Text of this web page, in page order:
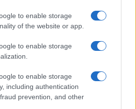
to enable storage
of the website or app.
to enable storage
to enable storage
including authentication
prevention, and other
Precio
$64,457.00